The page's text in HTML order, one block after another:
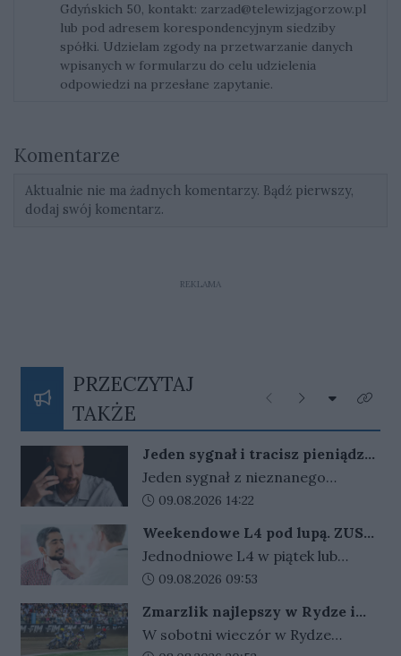
Gdyńskich 50, kontakt: zarzad@telewizjagorzow.pl
lub pod adresem korespondencyjnym siedziby
spółki. Udzielam zgody na przetwarzanie danych
wpisanych w formularzu do celu udzielenia
odpowiedzi na przesłane zapytanie.
Komentarze
Aktualnie nie ma żadnych komentarzy. Bądź pierwszy,
dodaj swój komentarz.
REKLAMA
PRZECZYTAJ
TAKŻE
Poprzednie
Następne
Rozwiń
Kliknij
Jeden sygnał i tracisz pieniądze.
Nigdy nie oddzwaniaj na te
numery
Jeden sygnał z nieznanego
numeru może kosztować nawet
na odruchowe oddzwonienie i w
ten sposób zarabiają na nas
miliony.
Data dodania artykułu:
09.08.2026 14:22
Weekendowe L4 pod lupą. ZUS
zapowiada więcej kontroli
Jednodniowe L4 w piątek lub
poniedziałek może wydłużyć
zwolnień i zapowiada, że dzięki
nowym przepisom łatwiej
Data dodania artykułu:
09.08.2026 09:53
Zmarzlik najlepszy w Rydze i
ponownie ze złotym plastronem!
W sobotni wieczór w Rydze